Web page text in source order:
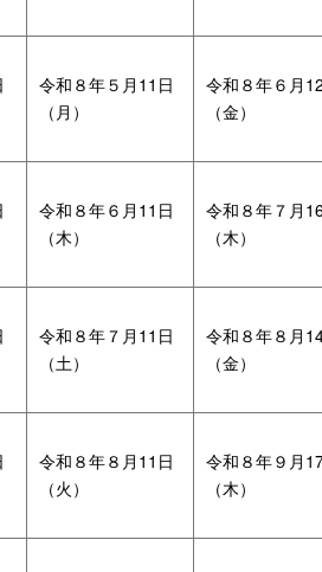
令和８年５月11日
（月）
令和８年６月
（金）
令和８年６月11日
（木）
令和８年７月
（木）
令和８年７月11日
（土）
令和８年８月
（金）
令和８年８月11日
（火）
令和８年９月
（木）